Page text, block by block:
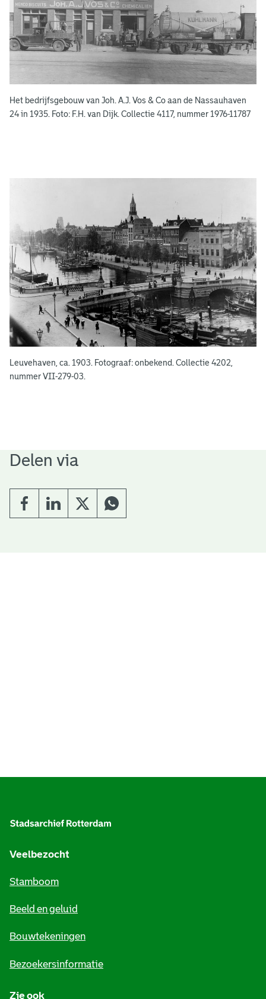
b
o
e
e
n
Het bedrijfsgebouw van Joh. A.J. Vos & Co aan de Nassauhaven
24 in 1935. Foto: F.H. van Dijk. Collectie 4117, nummer 1976-11787
n
Leuvehaven, ca. 1903. Fotograaf: onbekend. Collectie 4202,
nummer VII-279-03.
Delen via
Veelbezocht
Stamboom
Beeld en geluid
Bouwtekeningen
Bezoekersinformatie
Zie ook